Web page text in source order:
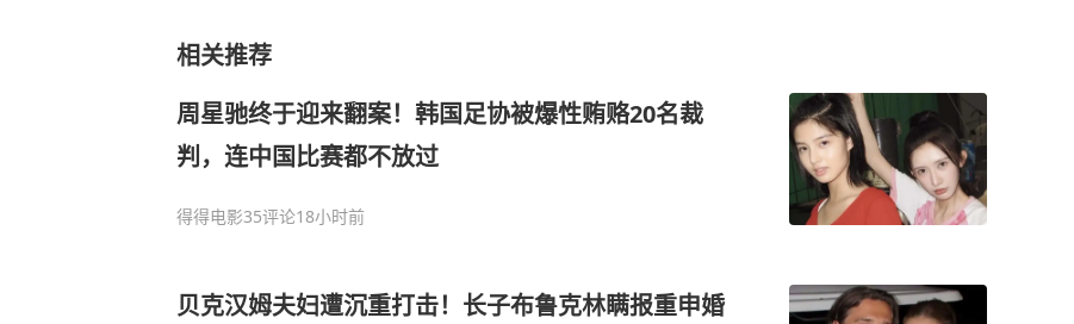
相关推荐
周星驰终于迎来翻案！韩国足协被爆性贿赂20名裁
判，连中国比赛都不放过
得得电影35评论18小时前
贝克汉姆夫妇遭沉重打击！长子布鲁克林瞒报重申婚